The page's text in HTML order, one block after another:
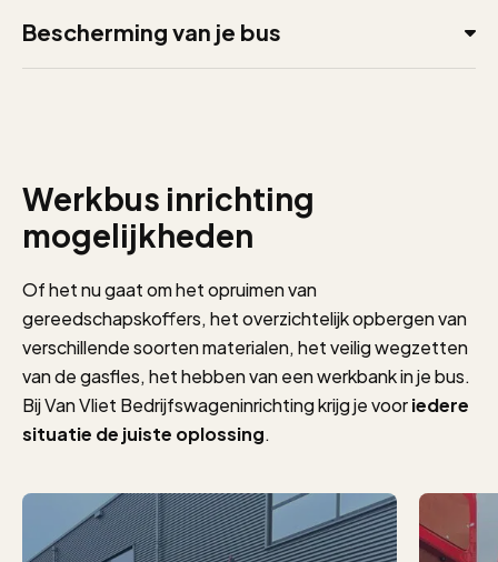
Bescherming van je bus
Werkbus inrichting
mogelijkheden
Of het nu gaat om het opruimen van
gereedschapskoffers, het overzichtelijk opbergen van
verschillende soorten materialen, het veilig wegzetten
van de gasfles, het hebben van een werkbank in je bus.
Bij Van Vliet Bedrijfswageninrichting krijg je vooriedere
situatie de juiste oplossing.